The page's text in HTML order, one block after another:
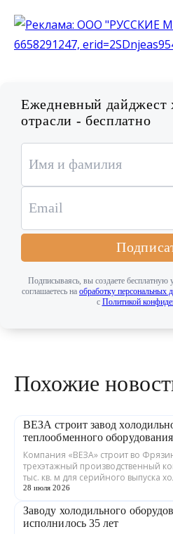
Ежедневный дайджест
отрасли - бесплатно
Подписываясь, вы создаете бесплатную
соглашаетесь на обработку персональных
с Политикой
Похожие
ВЕЗА строит завод
теплообменного оборудования
Компания «ВЕЗА» строит во
трехэтажный производственный
тыс. кв. м для серийного выпуска
теплообменного оборудования. ...
28 июля 2026
Заводу холодильного
исполнилось 35 лет